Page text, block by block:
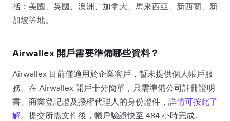
括：美國、英國、澳洲、加拿大、馬來西亞、新西蘭、新
加坡等地。
Airwallex 開戶需要準備哪些資料？
Airwallex 目前僅適用於企業客戶，暫未提供個人帳戶服
務。在 Airwallex 開戶十分簡單，只需準備公司註冊證明
書、商業登記證及授權代理人的身份證件， 詳情可按此了
解。提交所需文件後，帳戶驗證快至 484 小時完成。